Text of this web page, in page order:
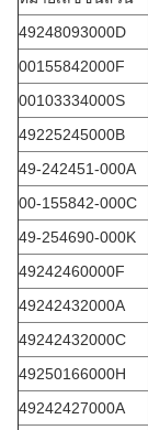
49248093000D
00155842000F
00103334000S
49225245000B
49-242451-000A
00-155842-000C
49-254690-000K
49242460000F
49242432000A
49242432000C
49250166000H
49242427000A